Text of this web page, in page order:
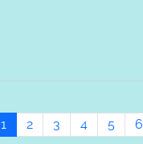
1 2 3 4 5 6